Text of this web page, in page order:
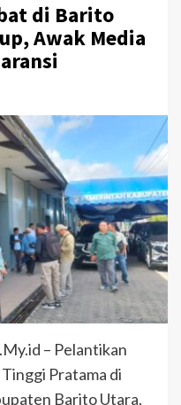
di Barito
Awak Media
– Pelantikan
Pratama di
Barito Utara,